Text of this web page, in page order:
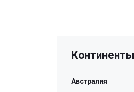
Континенты
Австралия